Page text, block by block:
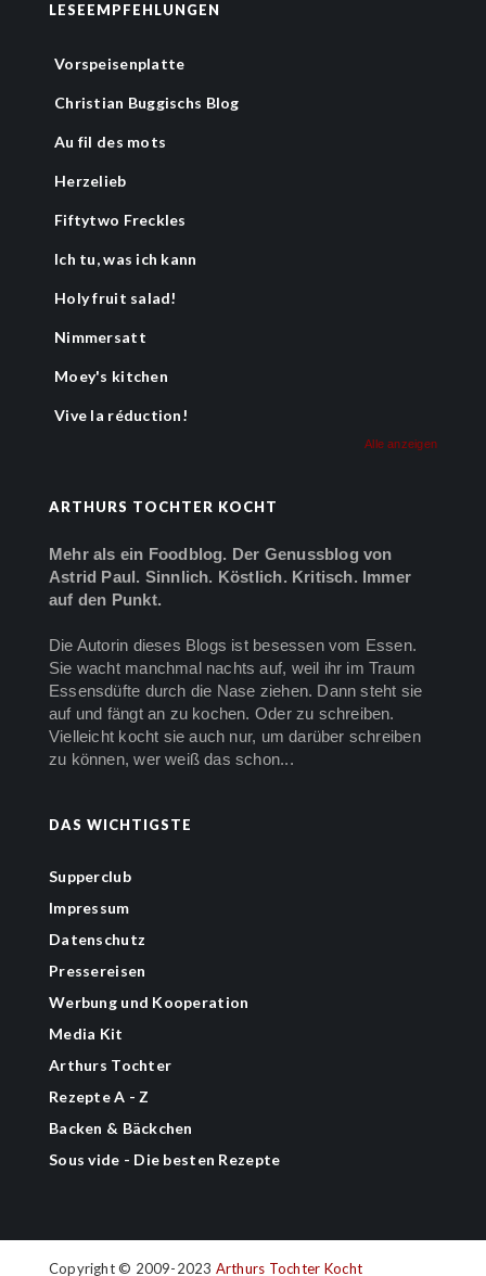
LESEEMPFEHLUNGEN
Vorspeisenplatte
Christian Buggischs Blog
Au fil des mots
Herzelieb
Fiftytwo Freckles
Ich tu, was ich kann
Holy fruit salad!
Nimmersatt
Moey's kitchen
Vive la réduction!
Alle anzeigen
ARTHURS TOCHTER KOCHT
Mehr als ein Foodblog. Der Genussblog von
Astrid Paul. Sinnlich. Köstlich. Kritisch. Immer
auf den Punkt.
Die Autorin dieses Blogs ist besessen vom Essen.
Sie wacht manchmal nachts auf, weil ihr im Traum
Essensdüfte durch die Nase ziehen. Dann steht sie
auf und fängt an zu kochen. Oder zu schreiben.
Vielleicht kocht sie auch nur, um darüber schreiben
zu können, wer weiß das schon...
DAS WICHTIGSTE
Supperclub
Impressum
Datenschutz
Pressereisen
Werbung und Kooperation
Media Kit
Arthurs Tochter
Rezepte A - Z
Backen & Bäckchen
Sous vide - Die besten Rezepte
Copyright © 2009-2023 Arthurs Tochter Kocht